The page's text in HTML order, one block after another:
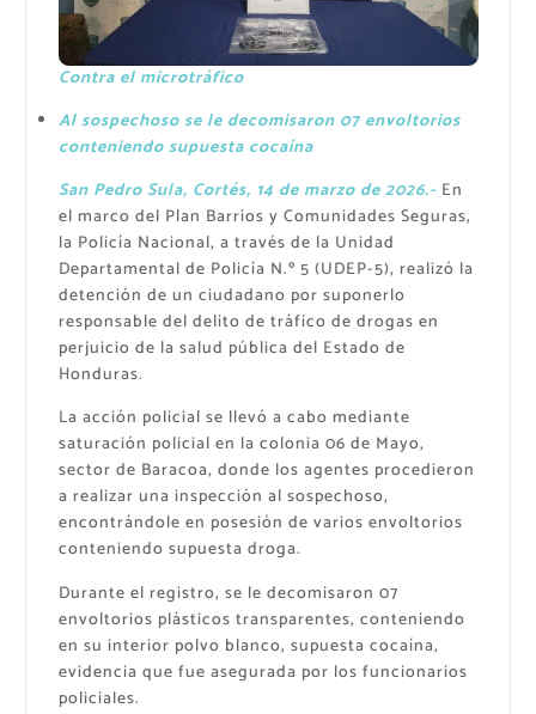
Contra el microtráfico
Al sospechoso se le decomisaron 07 envoltorios
conteniendo supuesta cocaína
San Pedro Sula, Cortés, 14 de marzo de 2026.- En
el marco del Plan Barrios y Comunidades Seguras,
la Policía Nacional, a través de la Unidad
Departamental de Policía N.º 5 (UDEP-5), realizó la
detención de un ciudadano por suponerlo
responsable del delito de tráfico de drogas en
perjuicio de la salud pública del Estado de
Honduras.
La acción policial se llevó a cabo mediante
saturación policial en la colonia 06 de Mayo,
sector de Baracoa, donde los agentes procedieron
a realizar una inspección al sospechoso,
encontrándole en posesión de varios envoltorios
conteniendo supuesta droga.
Durante el registro, se le decomisaron 07
envoltorios plásticos transparentes, conteniendo
en su interior polvo blanco, supuesta cocaína,
evidencia que fue asegurada por los funcionarios
policiales.